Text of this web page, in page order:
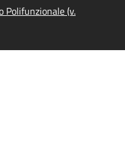
Polifunzionale (v.